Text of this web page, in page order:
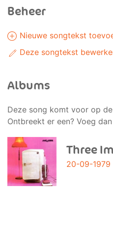
Beheer
Nieuwe songtekst
Deze songtekst
Albums
Deze song komt voor op
Ontbreekt er een? Voeg dan
Three
20-09-1979